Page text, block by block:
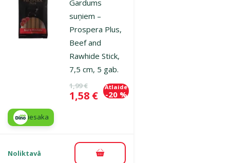
Gardums
suņiem –
Prospera Plus,
Beef and
Rawhide Stick,
7,5 cm, 5 gab.
Oriģinālā cena
1,99 €
Cena
1,58 €
Atlaide
-20 %
iesaka
Noliktavā Pievienot grozam